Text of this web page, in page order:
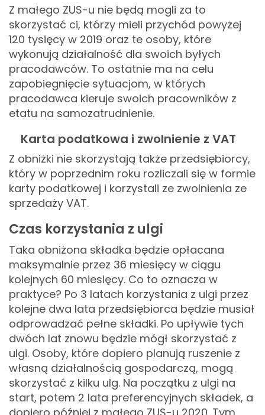
Z małego ZUS-u nie będą mogli za to
skorzystać ci, którzy mieli przychód powyżej
120 tysięcy w 2019 oraz te osoby, które
wykonują działalność dla swoich byłych
pracodawców. To ostatnie ma na celu
zapobiegnięcie sytuacjom, w których
pracodawca kieruje swoich pracowników z
etatu na samozatrudnienie.
Karta podatkowa i zwolnienie z VAT
Z obniżki nie skorzystają także przedsiębiorcy,
który w poprzednim roku rozliczali się w formie
karty podatkowej i korzystali ze zwolnienia ze
sprzedaży VAT.
Czas korzystania z ulgi
Taka obniżona składka będzie opłacana
maksymalnie przez 36 miesięcy w ciągu
kolejnych 60 miesięcy. Co to oznacza w
praktyce? Po 3 latach korzystania z ulgi przez
kolejne dwa lata przedsiębiorca będzie musiał
odprowadzać pełne składki. Po upływie tych
dwóch lat znowu będzie mógł skorzystać z
ulgi. Osoby, które dopiero planują ruszenie z
własną działalnością gospodarczą, mogą
skorzystać z kilku ulg. Na początku z ulgi na
start, potem 2 lata preferencyjnych składek, a